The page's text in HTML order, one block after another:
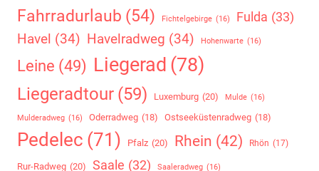
Fahrradurlaub (54) Fichtelgebirge (16) Fulda (33)
Havel (34) Havelradweg (34) Hohenwarte (16)
Leine (49) Liegerad (78)
Liegeradtour (59) Luxemburg (20) Mulde (16)
Mulderadweg (16) Oderradweg (18) Ostseeküstenradweg (18)
Pedelec (71) Pfalz (20) Rhein (42) Rhön (17)
Rur-Radweg (20) Saale (32) Saaleradweg (16)